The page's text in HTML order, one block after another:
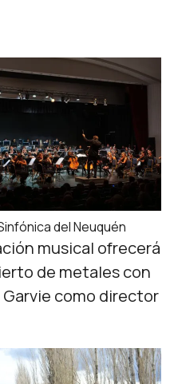
del Neuquén
musical ofrecerá
de metales con
como director